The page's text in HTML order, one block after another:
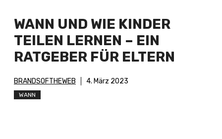
WANN UND WIE KINDER
TEILEN LERNEN – EIN
RATGEBER FÜR ELTERN
BRANDSOFTHEWEB 4. März 2023
WANN